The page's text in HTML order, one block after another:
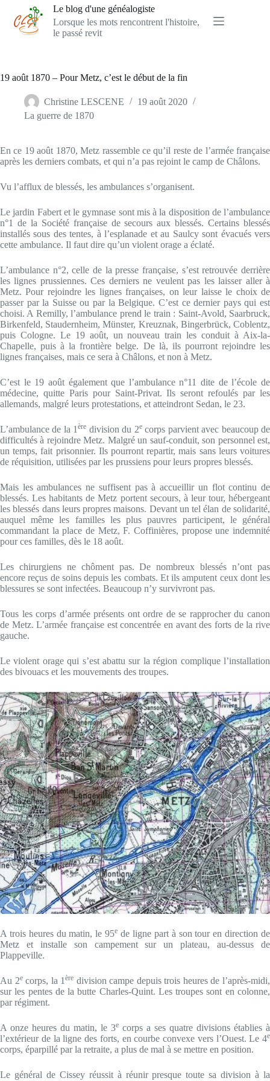
contenu
Le blog d'une généalogiste
Lorsque les mots rencontrent l'histoire,
le passé revit
19 août 1870 – Pour Metz, c’est le début de la fin
Christine LESCENE
19 août 2020
La guerre de 1870
En ce 19 août 1870, Metz rassemble ce qu’il reste de l’armée française
après les derniers combats, et qui n’a pas rejoint le camp de Châlons.
Vu l’afflux de blessés, les ambulances s’organisent.
Le jardin Fabert et le gymnase sont mis à la disposition de l’ambulance
n°1 de la Société française de secours aux blessés. Certains blessés
installés sous des tentes, à l’esplanade et au Saulcy sont évacués vers
cette ambulance. Il faut dire qu’un violent orage a éclaté.
L’ambulance n°2, celle de la presse française, s’est retrouvée derrière
les lignes prussiennes. Ces derniers ne veulent pas les laisser aller à
Metz. Pour rejoindre les lignes françaises, on leur laisse le choix de
passer par la Suisse ou par la Belgique. C’est ce dernier pays qui est
choisi. A Remilly, l’ambulance prend le train : Saint-Avold, Saarbruck,
Birkenfeld, Staudernheim, Münster, Kreuznak, Bingerbrück, Coblentz,
puis Cologne. Le 19 août, un nouveau train les conduit à Aix-la-
Chapelle, puis à la frontière belge. De là, ils pourront rejoindre les
lignes françaises, mais ce sera à Châlons, et non à Metz.
C’est le 19 août également que l’ambulance n°11 dite de l’école de
médecine, quitte Paris pour Saint-Privat. Ils seront refoulés par les
allemands, malgré leurs protestations, et atteindront Sedan, le 23.
L’ambulance de la 1ère division du 2ecorps parvient avec beaucoup de
difficultés à rejoindre Metz. Malgré un sauf-conduit, son personnel est,
un temps, fait prisonnier. Ils pourront repartir, mais sans leurs voitures
de réquisition, utilisées par les prussiens pour leurs propres blessés.
Mais les ambulances ne suffisent pas à accueillir un flot continu de
blessés. Les habitants de Metz portent secours, à leur tour, hébergeant
les blessés dans leurs propres maisons. Devant un tel élan de solidarité,
auquel même les familles les plus pauvres participent, le général
commandant la place de Metz, F. Coffinières, propose une indemnité
pour ces familles, dès le 18 août.
Les chirurgiens ne chôment pas. De nombreux blessés n’ont pas
encore reçus de soins depuis les combats. Et ils amputent ceux dont les
blessures se sont infectées. Beaucoup n’y survivront pas.
Tous les corps d’armée présents ont ordre de se rapprocher du canon
de Metz. L’armée française est concentrée en avant des forts de la rive
gauche.
Le violent orage qui s’est abattu sur la région complique l’installation
des bivouacs et les mouvements des troupes.
A trois heures du matin, le 95e de ligne part à son tour en direction de
Metz et installe son campement sur un plateau, au-dessus de
Plappeville.
Au 2ecorps, la 1ère division campe depuis trois heures de l’après-midi,
sur les pentes de la butte Charles-Quint. Les troupes sont en colonne,
par régiment.
A onze heures du matin, le 3e corps a ses quatre divisions établies à
l’extérieur de la ligne des forts, en courbe convexe vers l’Ouest. Le 4e
corps, éparpillé par la retraite, a plus de mal à se mettre en position.
Le général de Cissey réussit à réunir presque toute sa division à la